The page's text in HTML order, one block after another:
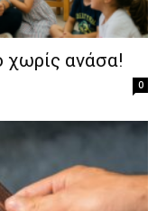
χωρίς ανάσα!
0